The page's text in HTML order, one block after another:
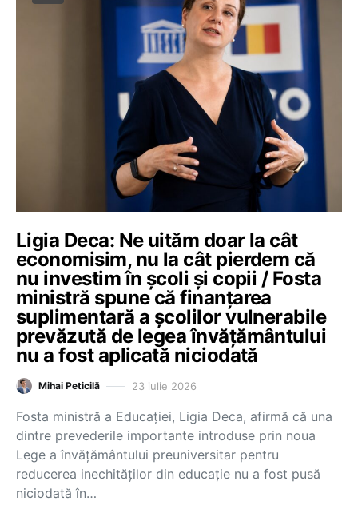
Ligia Deca: Ne uităm doar la cât
economisim, nu la cât pierdem că
nu investim în școli și copii / Fosta
ministră spune că finanțarea
suplimentară a școlilor vulnerabile
prevăzută de legea învățământului
nu a fost aplicată niciodată
Mihai Peticilă 23 iulie 2026
Fosta ministră a Educației, Ligia Deca, afirmă că una
dintre prevederile importante introduse prin noua
Lege a învățământului preuniversitar pentru
reducerea inechităților din educație nu a fost pusă
niciodată în…